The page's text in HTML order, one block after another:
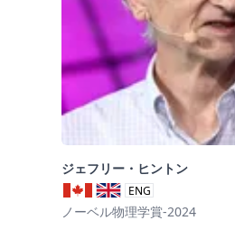
ジェフリー・ヒントン
ENG
ノーベル物理学賞-2024